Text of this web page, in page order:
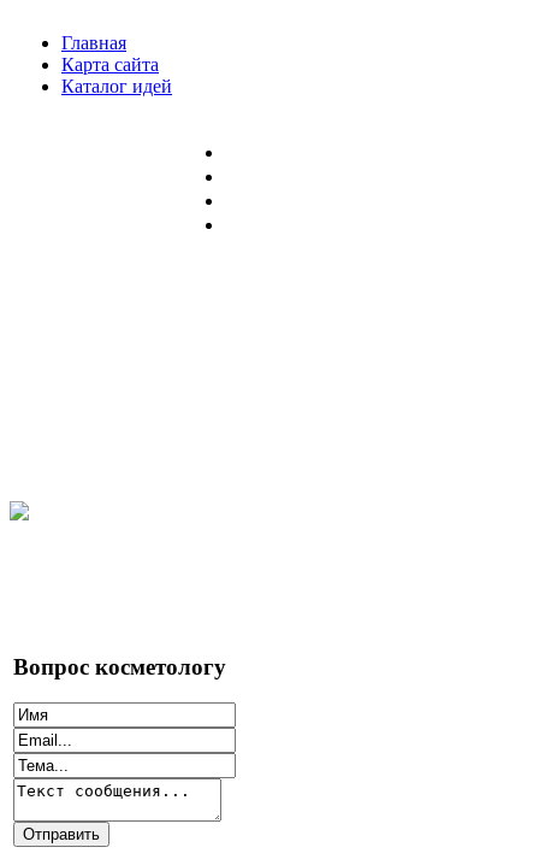
Главная
Карта сайта
Каталог идей
Вопрос косметологу